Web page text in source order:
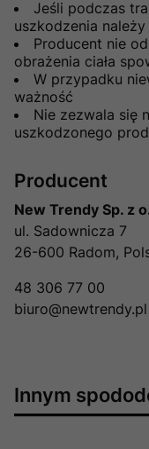
Jeśli podczas
uszkodzenia
Producent nie
obrażenia ciała
W przypadku
ważność
Nie zezwala się
uszkodzonego
Producent
New Trendy Sp. z
ul. Sadownicza 7
26-600 Radom,
48 306 77 00
biuro@newtrendy.pl
Innym